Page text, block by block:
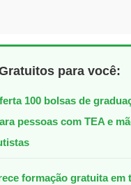
para você:
100 bolsas de
pessoas com TEA e
formação gratuita em